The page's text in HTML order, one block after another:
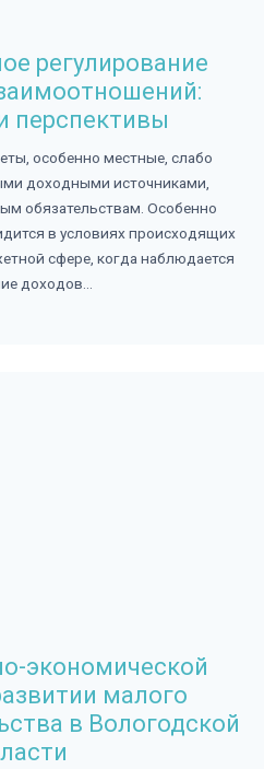
регулирование
перспективы
особенно местные, слабо
доходными источниками,
обязательствам. Особенно
в условиях происходящих
сфере, когда наблюдается
доходов...
экономической
малого
в Вологодской